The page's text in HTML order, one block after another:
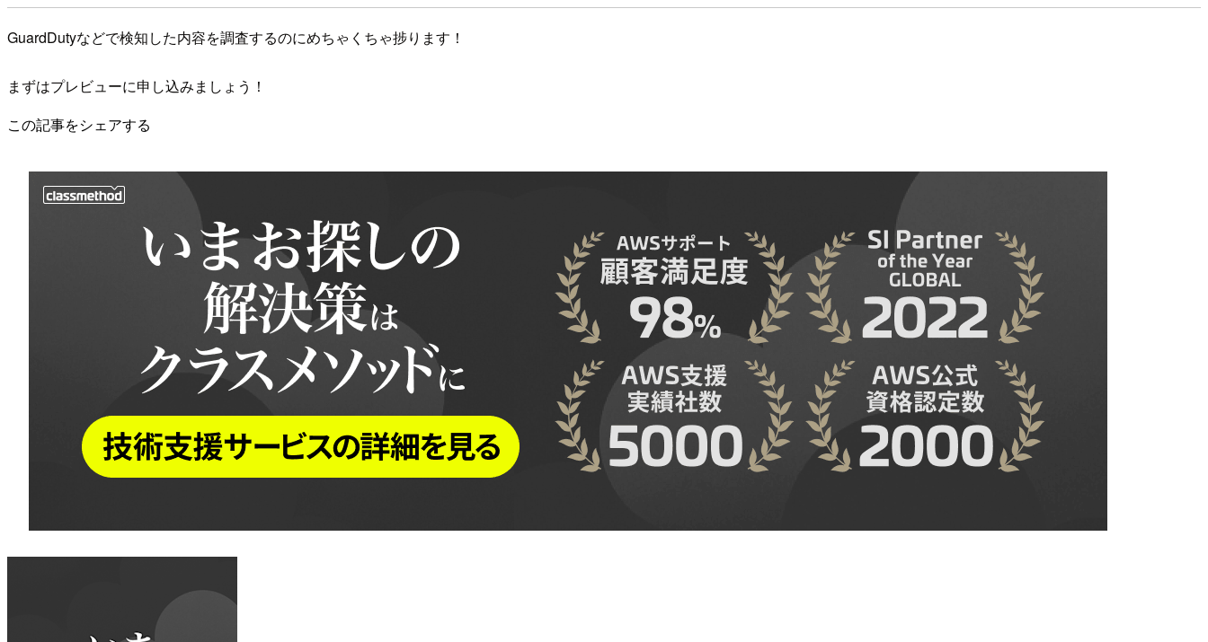
GuardDutyなどで検知した内容を調査するのにめちゃくちゃ捗ります！
まずはプレビューに申し込みましょう！
この記事をシェアする